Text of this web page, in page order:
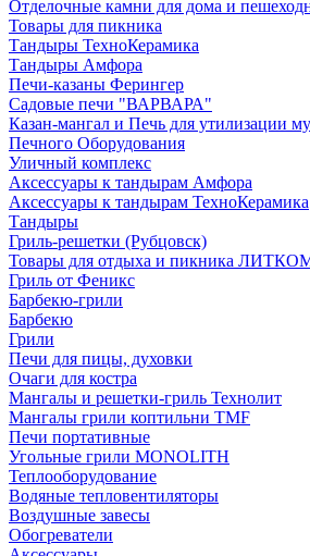
Отделочные камни для дома и
Товары для пикника
Тандыры ТехноКерамика
Тандыры Амфора
Печи-казаны Ферингер
Садовые печи "ВАРВАРА"
Казан-мангал и Печь для утилизации
Печного Оборудования
Уличный комплекс
Аксессуары к тандырам Амфора
Аксессуары к тандырам ТехноКерамика
Тандыры
Гриль-решетки (Рубцовск)
Товары для отдыха и пикника
Гриль от Феникс
Барбекю-грили
Барбекю
Грили
Печи для пицы, духовки
Очаги для костра
Мангалы и решетки-гриль Технолит
Мангалы грили коптильни TMF
Печи портативные
Угольные грили MONOLITH
Теплооборудование
Водяные тепловентиляторы
Воздушные завесы
Обогреватели